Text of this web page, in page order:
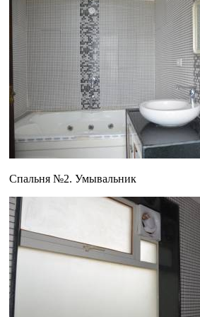
Спальня №2. Умывальник